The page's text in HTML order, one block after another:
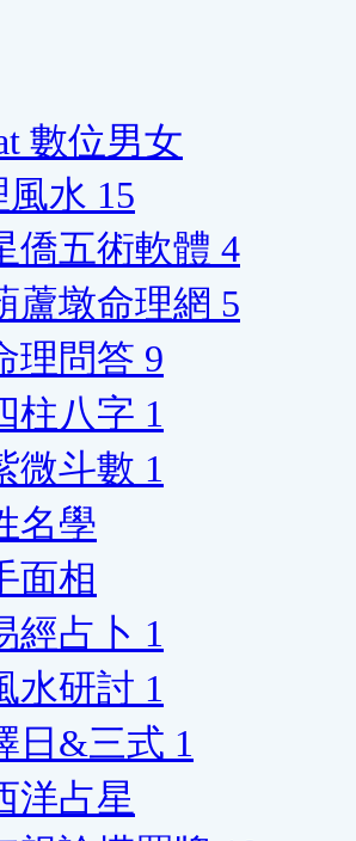
數位男女
風水 15
僑五術軟體 4
蘆墩命理網 5
理問答 9
柱八字 1
微斗數 1
名學
面相
經占卜 1
水研討 1
日&三式 1
洋占星